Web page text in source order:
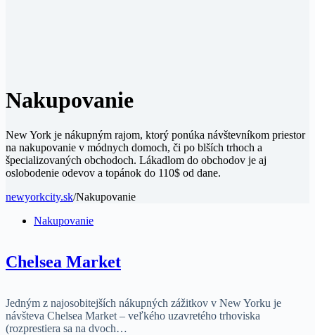
Nakupovanie
New York je nákupným rajom, ktorý ponúka návštevníkom priestor
na nakupovanie v módnych domoch, či po blších trhoch a
špecializovaných obchodoch. Lákadlom do obchodov je aj
oslobodenie odevov a topánok do 110$ od dane.
newyorkcity.sk/Nakupovanie
Nakupovanie
Chelsea Market
Jedným z najosobitejších nákupných zážitkov v New Yorku je
návšteva Chelsea Market – veľkého uzavretého trhoviska
(rozprestiera sa na dvoch…